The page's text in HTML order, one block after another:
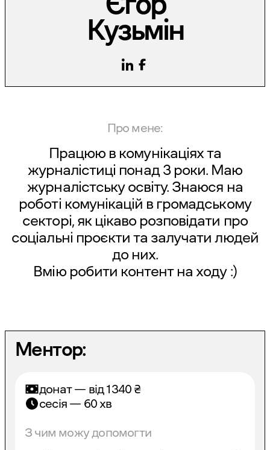
Кузьмін
Про мене:
Працюю в комунікаціях та
журналістиці понад 3 роки. Маю
журналістську освіту. Знаюся на
роботі комунікацій в громадському
секторі, як цікаво розповідати про
соціальні проєкти та залучати людей
до них.
Вмію робити контент на ходу :)
Ментор:
донат — від 1340 ₴
сесія — 60 хв
З чим можу допомогти